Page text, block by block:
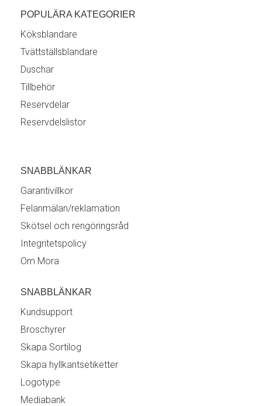
POPULÄRA KATEGORIER
Köksblandare
Tvättställsblandare
Duschar
Tillbehör
Reservdelar
Reservdelslistor
SNABBLÄNKAR
Garantivillkor
Felanmälan/reklamation
Skötsel och rengöringsråd
Integritetspolicy
Om Mora
SNABBLÄNKAR
Kundsupport
Broschyrer
Skapa Sortilog
Skapa hyllkantsetiketter
Logotype
Mediabank